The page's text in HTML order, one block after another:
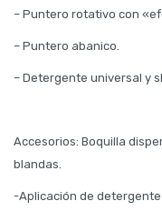
– Puntero rotativo con
– Puntero abanico.
– Detergente universal y
Accesorios: Boquilla
blandas.
-Aplicación de